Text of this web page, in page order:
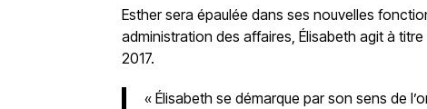
Esther sera épaulée dans ses nouvelles
administration des affaires, Élisabeth agit à
2017.
« Élisabeth se démarque par son sens de